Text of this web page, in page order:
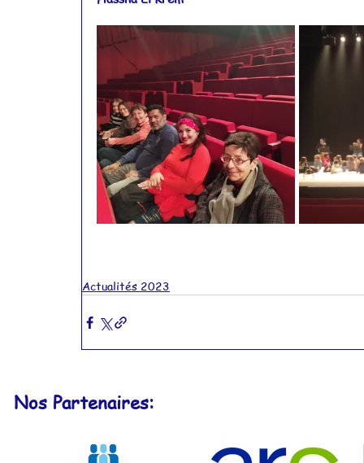
Actualités 2023
Nos Partenaires: